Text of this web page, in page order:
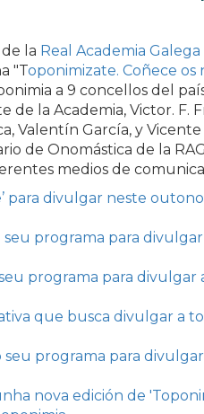
la Real Academia Galega
"Toponimizate. Coñece os
a 9 concellos del
la Academia, Victor. F.
Valentín García, y Vicente
de Onomástica de la
medios de
para divulgar neste
seu programa para
programa para divulgar
que busca divulgar a
seu programa para
nova edición de